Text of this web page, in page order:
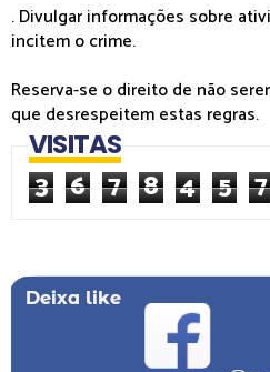
. Divulgar informações sobre
incitem o crime.
Reserva-se o direito de não
que desrespeitem estas regras.
VISITAS
3 6 7 8 4 5 7